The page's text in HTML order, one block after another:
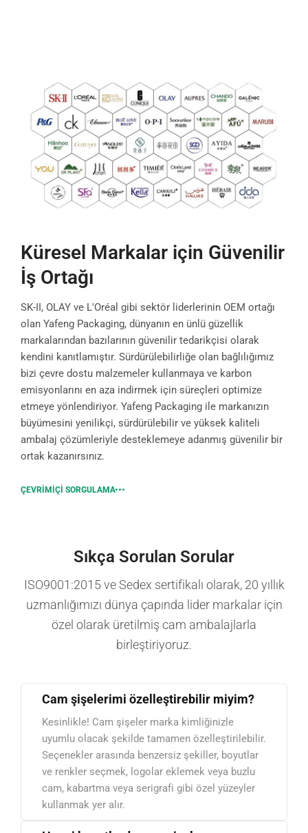
Küresel Markalar için Güvenilir
İş Ortağı
SK-II, OLAY ve L'Oréal gibi sektör liderlerinin OEM ortağı
olan Yafeng Packaging, dünyanın en ünlü güzellik
markalarından bazılarının güvenilir tedarikçisi olarak
kendini kanıtlamıştır. Sürdürülebilirliğe olan bağlılığımız
bizi çevre dostu malzemeler kullanmaya ve karbon
emisyonlarını en aza indirmek için süreçleri optimize
etmeye yönlendiriyor. Yafeng Packaging ile markanızın
büyümesini yenilikçi, sürdürülebilir ve yüksek kaliteli
ambalaj çözümleriyle desteklemeye adanmış güvenilir bir
ortak kazanırsınız.
ÇEVRIMIÇI SORGULAMA
Sıkça Sorulan Sorular
ISO9001:2015 ve Sedex sertifikalı olarak, 20 yıllık
uzmanlığımızı dünya çapında lider markalar için
özel olarak üretilmiş cam ambalajlarla
birleştiriyoruz.
Cam şişelerimi özelleştirebilir miyim?
Kesinlikle! Cam şişeler marka kimliğinizle
uyumlu olacak şekilde tamamen özelleştirilebilir.
Seçenekler arasında benzersiz şekiller, boyutlar
ve renkler seçmek, logolar eklemek veya buzlu
cam, kabartma veya serigrafi gibi özel yüzeyler
kullanmak yer alır.